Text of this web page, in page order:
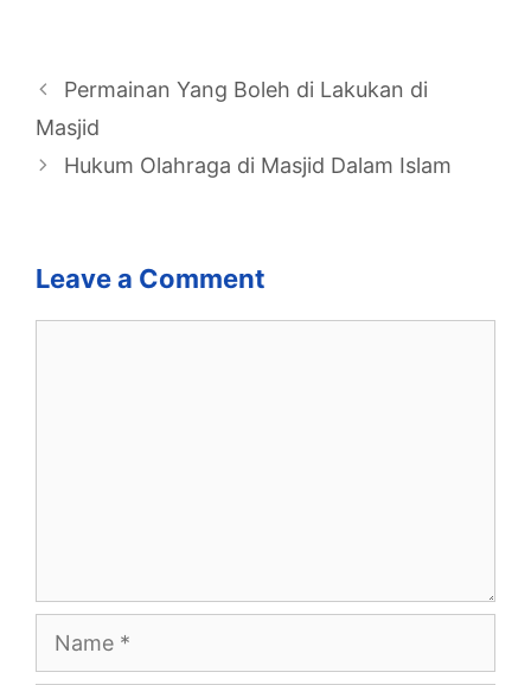
Permainan Yang Boleh di Lakukan di
Masjid
Hukum Olahraga di Masjid Dalam Islam
Leave a Comment
Name